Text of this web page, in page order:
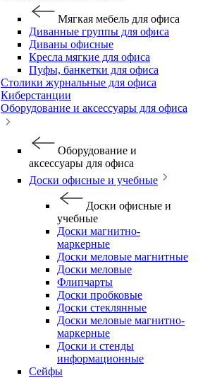
Мягкая мебель для офиса
Диванные группы для офиса
Диваны офисные
Кресла мягкие для офиса
Пуфы, банкетки для офиса
Столики журнальные для офиса
Киберстанции
Оборудование и аксессуары для офиса
Оборудование и
аксессуары для офиса
Доски офисные и учебные
Доски офисные и
учебные
Доски магнитно-
маркерные
Доски меловые магнитные
Доски меловые
Флипчарты
Доски пробковые
Доски стеклянные
Доски меловые магнитно-
маркерные
Доски и стенды
информационные
Сейфы